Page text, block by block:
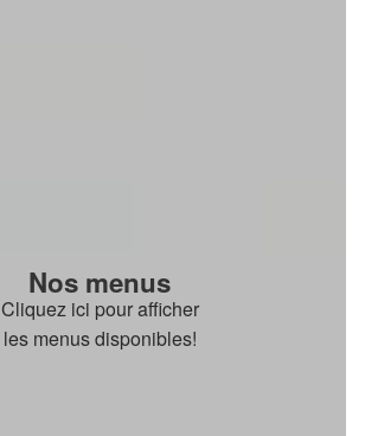
Nos menus
Cliquez ici pour afficher
les menus disponibles!